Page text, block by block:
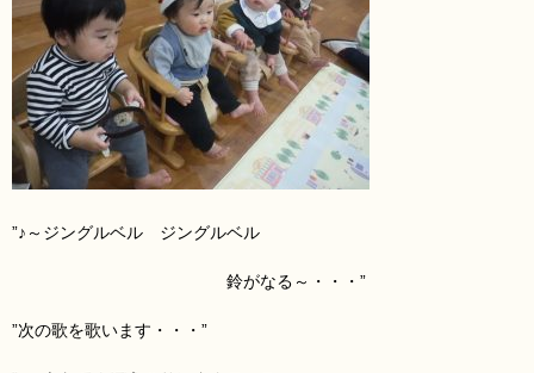
”♪～ジングルベル ジングルベル
鈴がなる～・・・”
”次の歌を歌います・・・”